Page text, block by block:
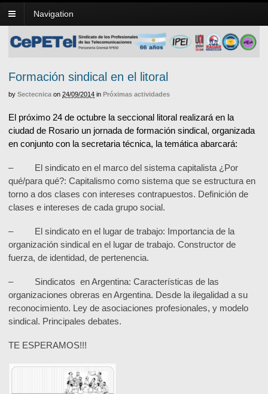
Navigation
Formación sindical en el litoral
by Sectecnica on 24/09/2014 in Próximas actividades
El próximo 24 de octubre la seccional litoral realizará en la
ciudad de Rosario un jornada de formación sindical, organizada
en conjunto con la secretaria técnica, la temática abarcará:
– El sindicato en el marco del sistema capitalista ¿Por
qué/para qué?: Capitalismo como sistema que se estructura en
torno a dos clases con intereses contrapuestos. Definición de
clases e intereses de cada grupo social.
– El sindicato en el lugar de trabajo: Importancia de la
organización sindical en el lugar de trabajo. Constructor de
fuerza, de identidad, de pertenencia.
– Sindicatos en Argentina: Características de las
organizaciones obreras en Argentina. Desde la ilegalidad a su
reconocimiento. Ley de asociaciones profesionales, y modelo
sindical. Principales debates.
TE ESPERAMOS!!!